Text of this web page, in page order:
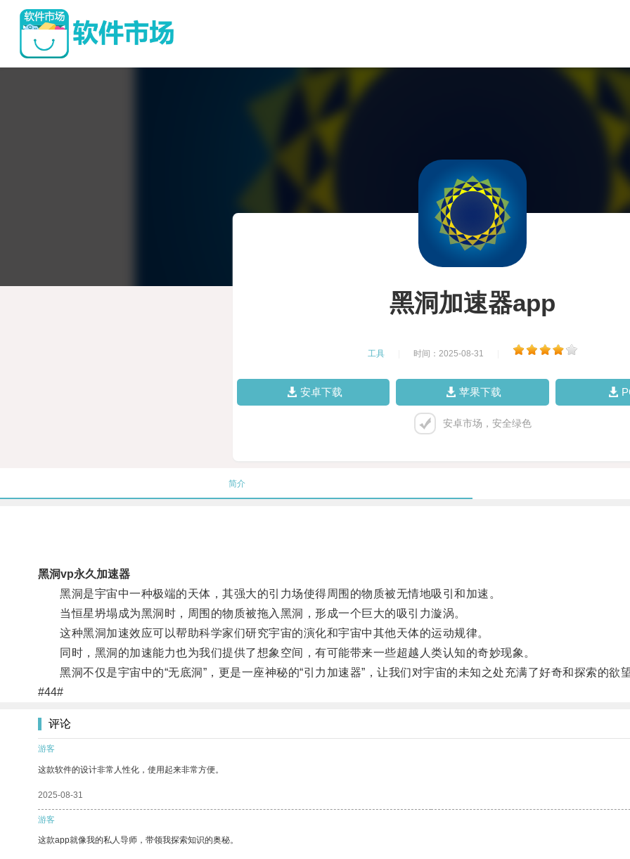
黑洞加速器app
工具 时间：2025-08-31
安卓下载 苹果下载
安卓市场，安全绿色
简介
黑洞vp永久加速器
黑洞是宇宙中一种极端的天体，其强大的引力场使得周围的物质被无情地吸引和加速。
当恒星坍塌成为黑洞时，周围的物质被拖入黑洞，形成一个巨大的吸引力漩涡。
这种黑洞加速效应可以帮助科学家们研究宇宙的演化和宇宙中其他天体的运动规律。
同时，黑洞的加速能力也为我们提供了想象空间，有可能带来一些超越人类认知的奇妙现象。
黑洞不仅是宇宙中的“无底洞”，更是一座神秘的“引力加速器”，让我们对宇宙的未知之处充满了好奇和探索的欲望
#44#
评论
游客
这款软件的设计非常人性化，使用起来非常方便。
2025-08-31
游客
这款app就像我的私人导师，带领我探索知识的奥秘。